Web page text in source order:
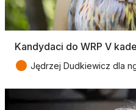
Kandydaci do WRP V
● Jędrzej Dudkiewicz dla